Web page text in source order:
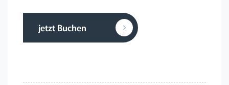
jetzt Buchen